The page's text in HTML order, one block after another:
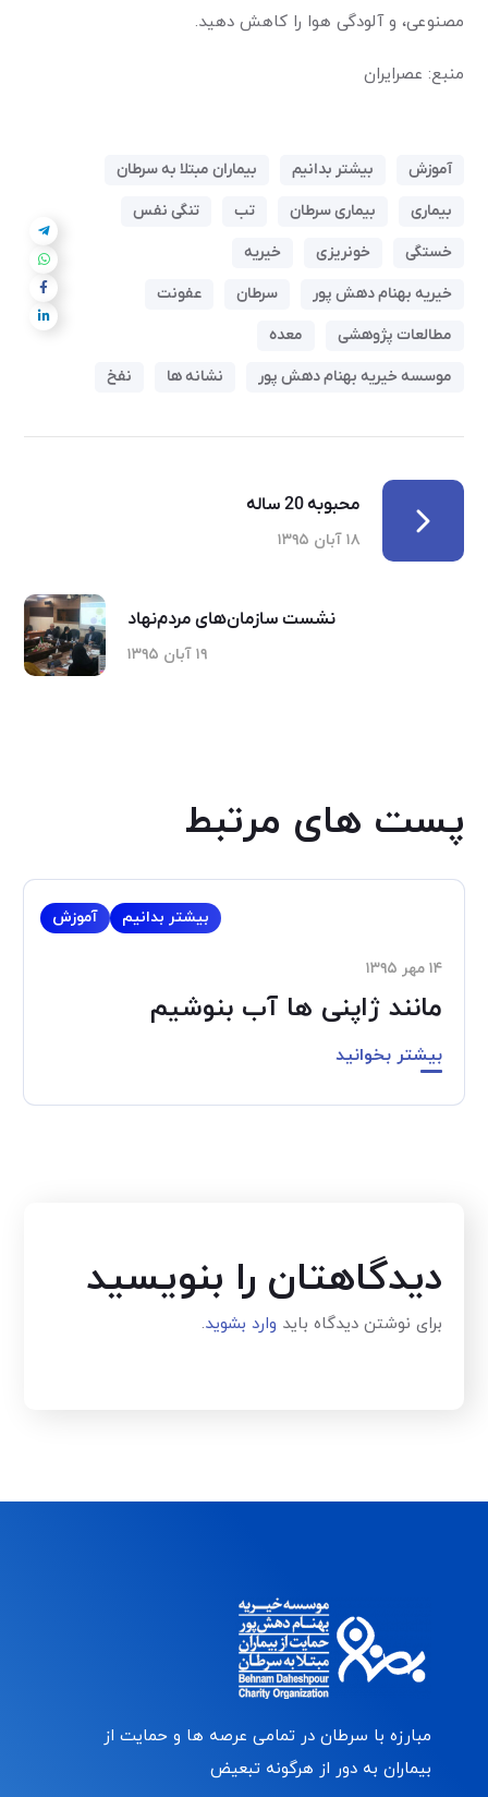
مصنوعی، و آلودگی هوا را کاهش دهید.
منبع: عصرایران
آموزش بیشتر بدانیم
بیماران مبتلا به سرطان
بیماری
بیماری سرطان تب
تنگی نفس
خستگی
خونریزی
خیریه
خیریه بهنام دهش پور
سرطان
عفونت
مطالعات پژوهشی
معده
موسسه خیریه بهنام دهش پور
نشانه ها نفخ
محبوبه 20 ساله
۱۸ آبان ۱۳۹۵
نشست سازمان‌های مردم‌نهاد
۱۹ آبان ۱۳۹۵
پست های مرتبط
آموزش بیشتر بدانیم
۱۴ مهر ۱۳۹۵
مانند ژاپنی ها آب بنوشیم
بیشتر بخوانید
دیدگاهتان را بنویسید
برای نوشتن دیدگاه باید وارد بشوید.
مبارزه با سرطان در تمامی عرصه ها و حمایت از
بیماران به دور از هرگونه تبعیض